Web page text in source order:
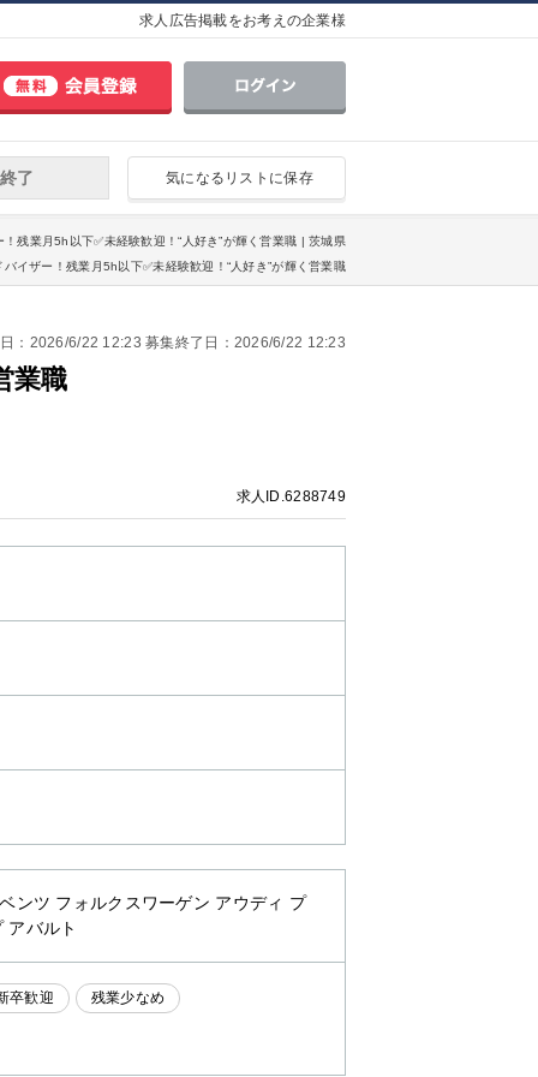
求人広告掲載をお考えの企業様
気になるリストに保存
了
業月5h以下✅未経験歓迎！“人好き”が輝く営業職 | 茨城県
ザー！残業月5h以下✅未経験歓迎！“人好き”が輝く営業職
：2026/6/22 12:23 募集終了日：2026/6/22 12:23
業職
求人ID.6288749
ンツ フォルクスワーゲン アウディ プ
アバルト
卒歓迎 残業少なめ